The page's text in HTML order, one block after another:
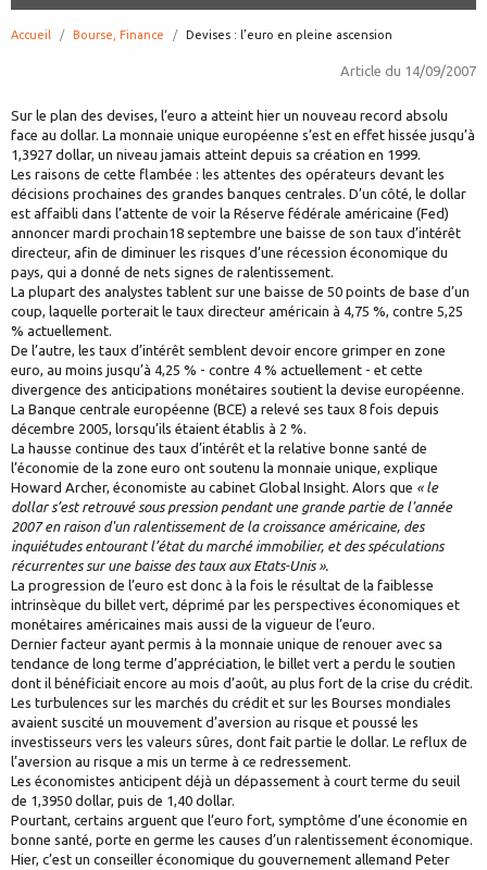
Accueil Bourse, Finance page:
Devises : l’euro en pleine ascension
Article du 14/09/2007
Sur le plan des devises, l’euro a atteint hier un nouveau record absolu
face au dollar. La monnaie unique européenne s’est en effet hissée jusqu’à
1,3927 dollar, un niveau jamais atteint depuis sa création en 1999.
Les raisons de cette flambée : les attentes des opérateurs devant les
décisions prochaines des grandes banques centrales. D’un côté, le dollar
est affaibli dans l’attente de voir la Réserve fédérale américaine (Fed)
annoncer mardi prochain18 septembre une baisse de son taux d’intérêt
directeur, afin de diminuer les risques d’une récession économique du
pays, qui a donné de nets signes de ralentissement.
La plupart des analystes tablent sur une baisse de 50 points de base d’un
coup, laquelle porterait le taux directeur américain à 4,75 %, contre 5,25
% actuellement.
De l’autre, les taux d’intérêt semblent devoir encore grimper en zone
euro, au moins jusqu’à 4,25 % - contre 4 % actuellement - et cette
divergence des anticipations monétaires soutient la devise européenne.
La Banque centrale européenne (BCE) a relevé ses taux 8 fois depuis
décembre 2005, lorsqu’ils étaient établis à 2 %.
La hausse continue des taux d’intérêt et la relative bonne santé de
l’économie de la zone euro ont soutenu la monnaie unique, explique
Howard Archer, économiste au cabinet Global Insight. Alors que « le
dollar s’est retrouvé sous pression pendant une grande partie de l'année
2007 en raison d'un ralentissement de la croissance américaine, des
inquiétudes entourant l’état du marché immobilier, et des spéculations
récurrentes sur une baisse des taux aux Etats-Unis ».
La progression de l’euro est donc à la fois le résultat de la faiblesse
intrinsèque du billet vert, déprimé par les perspectives économiques et
monétaires américaines mais aussi de la vigueur de l’euro.
Dernier facteur ayant permis à la monnaie unique de renouer avec sa
tendance de long terme d’appréciation, le billet vert a perdu le soutien
dont il bénéficiait encore au mois d’août, au plus fort de la crise du crédit.
Les turbulences sur les marchés du crédit et sur les Bourses mondiales
avaient suscité un mouvement d’aversion au risque et poussé les
investisseurs vers les valeurs sûres, dont fait partie le dollar. Le reflux de
l’aversion au risque a mis un terme à ce redressement.
Les économistes anticipent déjà un dépassement à court terme du seuil
de 1,3950 dollar, puis de 1,40 dollar.
Pourtant, certains arguent que l’euro fort, symptôme d’une économie en
bonne santé, porte en germe les causes d’un ralentissement économique.
Hier, c’est un conseiller économique du gouvernement allemand Peter